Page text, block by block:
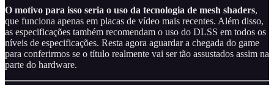
O motivo para isso seria o uso da tecnologia de mesh shaders,
que funciona apenas em placas de vídeo mais recentes. Além disso,
as especificações também recomendam o uso do DLSS em todos os
níveis de especificações. Resta agora aguardar a chegada do game
para conferirmos se o título realmente vai ser tão assustados assim na
parte do hardware.